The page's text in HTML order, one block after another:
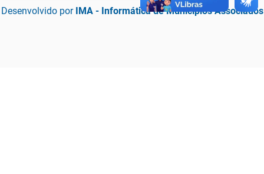
Desenvolvido por IMA - Informática de Municípios Associados